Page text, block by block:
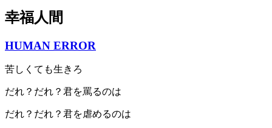
幸福人間
HUMAN ERROR
苦しくても生きろ
だれ？だれ？君を罵るのは
だれ？だれ？君を虐めるのは